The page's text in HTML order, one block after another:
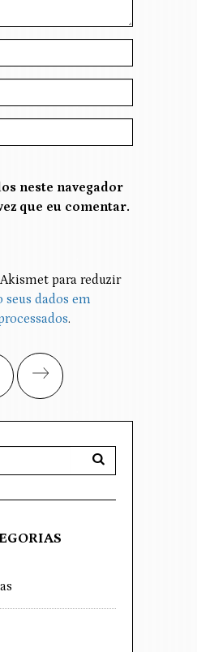
neste navegador
que eu comentar.
para reduzir
seus dados em
.